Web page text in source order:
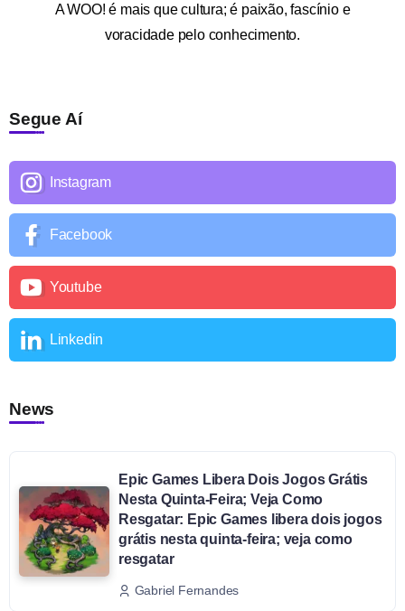
AWOO! é mais que cultura; é paixão, fascínio e
voracidade pelo conhecimento.
Segue Aí
Instagram
Facebook
Youtube
Linkedin
News
Epic Games Libera Dois Jogos Grátis
Nesta Quinta-Feira; Veja Como
Resgatar: Epic Games libera dois jogos
grátis nesta quinta-feira; veja como
resgatar
Gabriel Fernandes